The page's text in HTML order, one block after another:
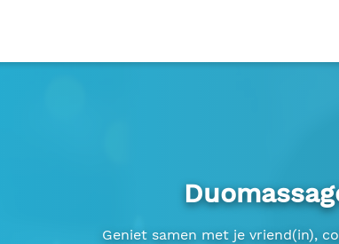
Geniet samen met je vriend(in),